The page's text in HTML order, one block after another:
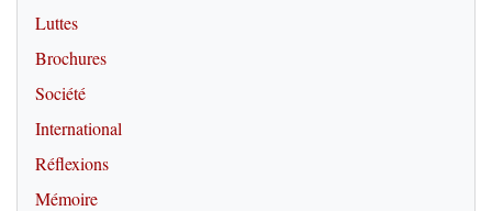
Luttes
Brochures
Société
International
Réflexions
Mémoire